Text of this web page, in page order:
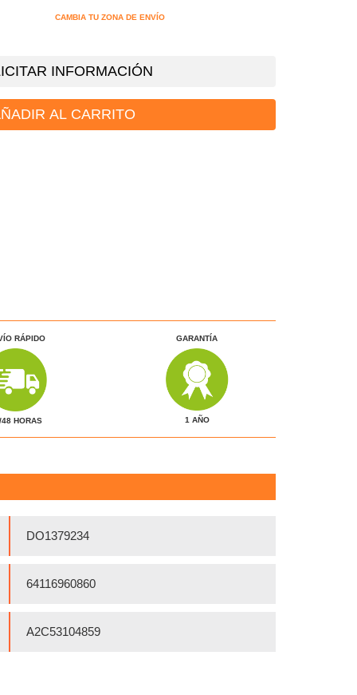
CAMBIA TU ZONA DE ENVÍO
INFORMACIÓN
AL CARRITO
RÁPIDO
HORAS
GARANTÍA
1 AÑO
DO1379234
64116960860
A2C53104859